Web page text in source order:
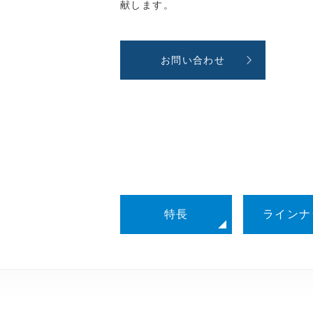
献します。
お問い合わせ
特長 ライン